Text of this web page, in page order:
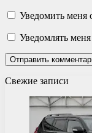
Уведомить меня
Уведомлять
Свежие записи